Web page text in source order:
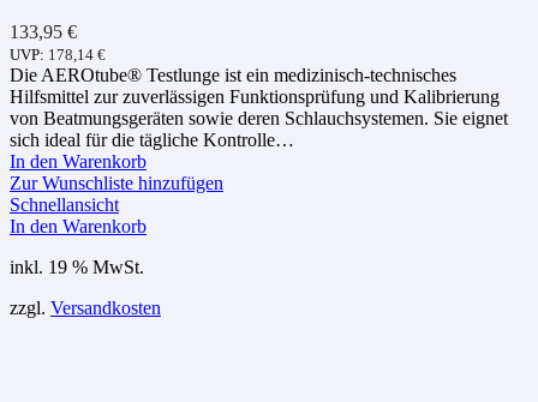
133,95 €
UVP: 178,14 €
Die AEROtube® Testlunge ist ein medizinisch-technisches
Hilfsmittel zur zuverlässigen Funktionsprüfung und Kalibrierung
von Beatmungsgeräten sowie deren Schlauchsystemen. Sie eignet
sich ideal für die tägliche Kontrolle…
In den Warenkorb
Zur Wunschliste hinzufügen
Schnellansicht
In den Warenkorb
inkl. 19 % MwSt.
zzgl. Versandkosten